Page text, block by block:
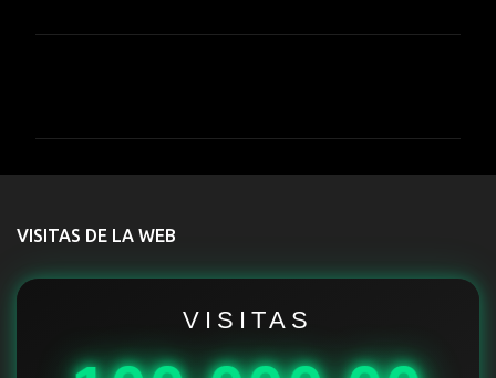
t
r
VISITAS DE LA WEB
VISITAS